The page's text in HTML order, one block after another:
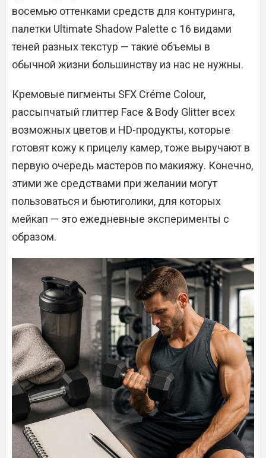
восемью оттенками средств для контуринга,
палетки Ultimate Shadow Palette с 16 видами
теней разных текстур — такие объемы в
обычной жизни большинству из нас не нужны.
Кремовые пигменты SFX Créme Colour,
рассыпчатый глиттер Face & Body Glitter всех
возможных цветов и HD-продукты, которые
готовят кожу к прицелу камер, тоже выручают в
первую очередь мастеров по макияжу. Конечно,
этими же средствами при желании могут
пользоваться и бьютиголики, для которых
мейкап — это ежедневные эксперименты с
образом.